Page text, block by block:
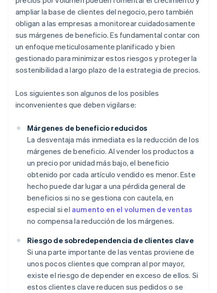
ampliar la base de clientes del negocio, pero también
obligan a las empresas a monitorear cuidadosamente
sus márgenes de beneficio. Es fundamental contar con
un enfoque meticulosamente planificado y bien
gestionado para minimizar estos riesgos y proteger la
sostenibilidad a largo plazo de la estrategia de precios.
Los siguientes son algunos de los posibles
inconvenientes que deben vigilarse:
Márgenes de beneficio reducidos
La desventaja más inmediata es la reducción de los
márgenes de beneficio. Al vender los productos a
un precio por unidad más bajo, el beneficio
obtenido por cada artículo vendido es menor. Este
hecho puede dar lugar a una pérdida general de
beneficios si no se gestiona con cautela, en
especial si el aumento en el volumen de ventas
no compensa la reducción de los márgenes.
Riesgo de sobredependencia de clientes clave
Si una parte importante de las ventas proviene de
unos pocos clientes que compran al por mayor,
existe el riesgo de depender en exceso de ellos. Si
estos clientes clave reducen sus pedidos o se